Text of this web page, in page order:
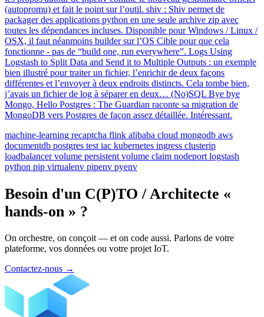
(autopromu) et fait le point sur l’outil. shiv : Shiv permet de
packager des applications python en une seule archive zip avec
toutes les dépendances incluses. Disponible pour Windows / Linux /
OSX, il faut néanmoins builder sur l’OS Cible pour que cela
fonctionne - pas de “build one, run everywhere”. Logs Using
Logstash to Split Data and Send it to Multiple Outputs : un exemple
bien illustré pour traiter un fichier, l’enrichir de deux façons
différentes et l’envoyer à deux endroits distincts. Cela tombe bien,
j’avais un fichier de log à séparer en deux… (No)SQL Bye bye
Mongo, Hello Postgres : The Guardian raconte sa migration de
MongoDB vers Postgres de façon assez détaillée. Intéressant.
machine-learning recaptcha flink alibaba cloud mongodb aws
documentdb postgres test iac kubernetes ingress clusterip
loadbalancer volume persistent volume claim nodeport logstash
python pip virtualenv pipenv pyenv
Besoin d'un C(P)TO / Architecte «
hands-on » ?
On orchestre, on conçoit — et on code aussi. Parlons de votre
plateforme, vos données ou votre projet IoT.
Contactez-nous →